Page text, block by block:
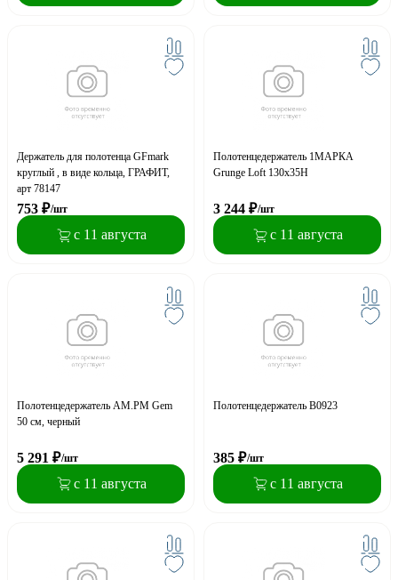
Держатель для полотенца GFmark
круглый , в виде кольца, ГРАФИТ,
арт 78147
753 ₽/шт
с 11 августа
Полотенцедержатель 1МАРКА
Grunge Loft 130х35Н
3 244 ₽/шт
с 11 августа
Полотенцедержатель AM.PM Gem
50 см, черный
5 291 ₽/шт
с 11 августа
Полотенцедержатель B0923
385 ₽/шт
с 11 августа